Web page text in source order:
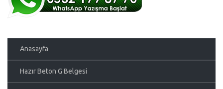
Anasayfa
Hazır Beton G Belgesi